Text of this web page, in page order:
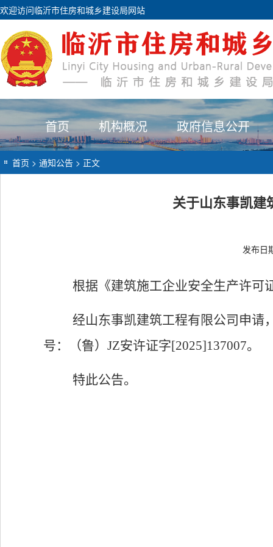
欢迎访问临沂市住房和城乡建设局网站
首页 机构概况 政府信息公开
首页 > 通知公告 > 正文
关于山东事凯建
发布日
根据《建筑施工企业安全生产许可
经山东事凯建筑工程有限公司 申请
号：（鲁）JZ安许证字[2025]137007。
特此公告。